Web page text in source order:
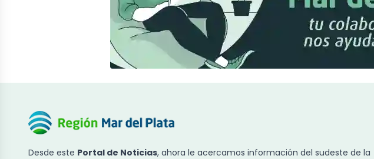
Desde este Portal de Noticias, ahora le acercamos información del sudeste de la